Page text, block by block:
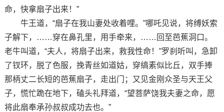
命，快拿扇子出来！”
牛王道，“扇子在我山妻处收着哩。”哪吒见说，将缚妖索
子解下，……穿在鼻孔里，用手牵来，……回至芭蕉洞口。
老牛叫道，“夫人，将扇子出来，救我性命！”罗刹听叫，急卸
了钗环，脱了色服，挽青丝如道姑，穿缟素似比丘，双手捧
那柄丈二长短的芭蕉扇子，走出门；又见金刚众圣与天王父
子，慌忙跪在地下，磕头礼拜道，“望菩萨饶我夫妻之命，愿
将此扇奉承孙叔叔成功去也。”